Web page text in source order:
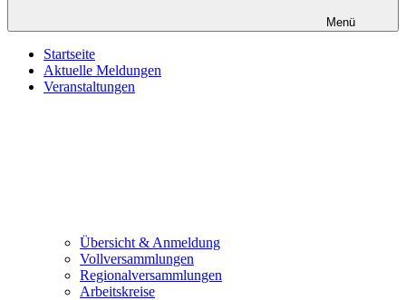
Menü
Startseite
Aktuelle Meldungen
Veranstaltungen
Übersicht & Anmeldung
Vollversammlungen
Regionalversammlungen
Arbeitskreise